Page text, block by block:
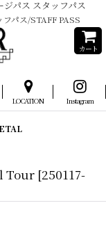
パス スタッフパス
パス/STAFF PASS
カート
LOCATION Instagram
Tour [250117-